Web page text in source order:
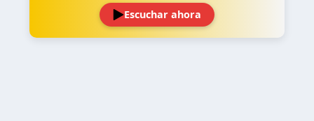
Escuchar ahora